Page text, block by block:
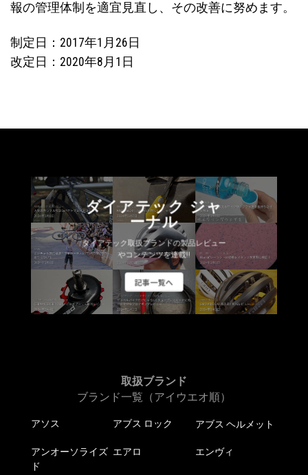
報の管理体制を適宜見直し、その改善に努めます。
制定日：2017年1月26日
改定日：2020年8月1日
ダイアテック ジャ
ーナル
ダイアテック取扱ブランドの製品レビュー
やコンテンツを連載!!
記事一覧へ
取扱ブランド
ブランド一覧（アイウエオ順）
アソス アブス ロック アブス ヘルメット
アンオーソライズ
ド
エアロ エンヴィ